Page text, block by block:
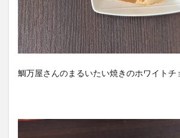
鯛万屋さんのまるいたい焼きのホワイトチ